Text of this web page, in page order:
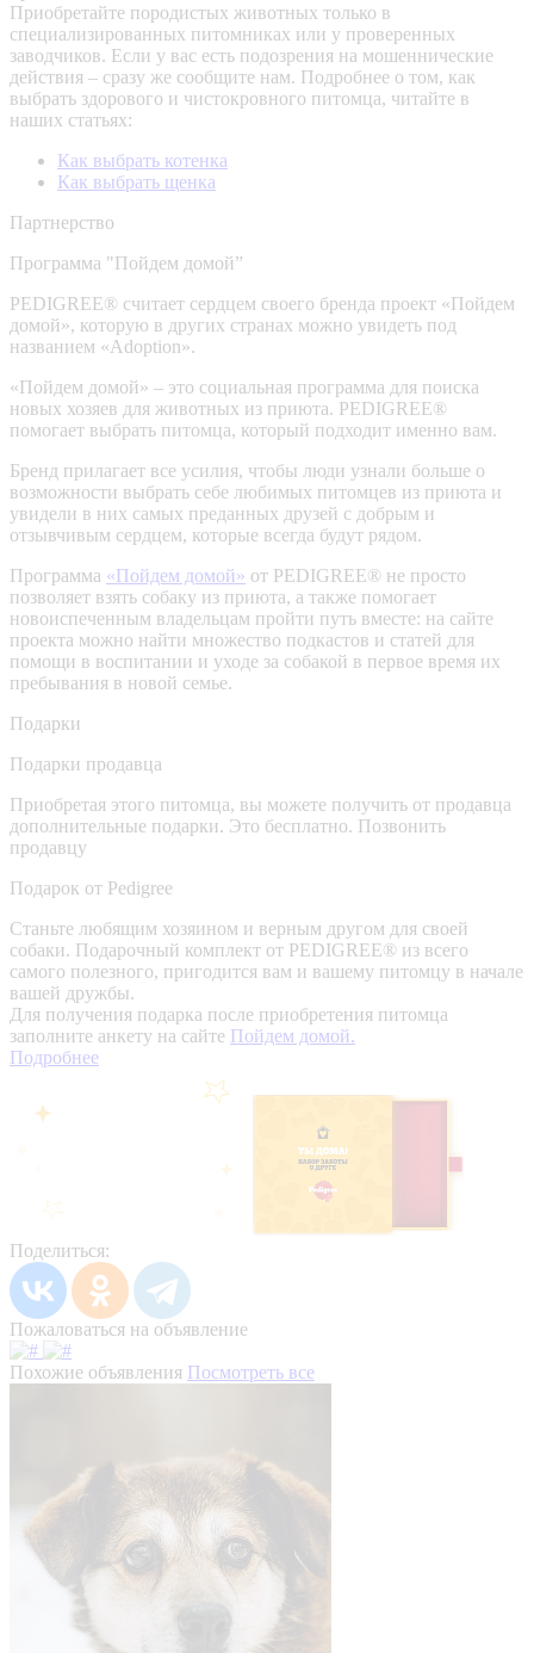
Приобретайте породистых животных только в
специализированных питомниках или у проверенных
заводчиков. Если у вас есть подозрения на мошеннические
действия – сразу же сообщите нам. Подробнее о том, как
выбрать здорового и чистокровного питомца, читайте в
наших статьях:
Как выбрать котенка
Как выбрать щенка
Партнерство
Программа "Пойдем домой”
PEDIGREE® считает сердцем своего бренда проект «Пойдем
домой», которую в других странах можно увидеть под
названием «Adoption».
«Пойдем домой» – это социальная программа для поиска
новых хозяев для животных из приюта. PEDIGREE®
помогает выбрать питомца, который подходит именно вам.
Бренд прилагает все усилия, чтобы люди узнали больше о
возможности выбрать себе любимых питомцев из приюта и
увидели в них самых преданных друзей с добрым и
отзывчивым сердцем, которые всегда будут рядом.
Программа «Пойдем домой» от PEDIGREE® не просто
позволяет взять собаку из приюта, а также помогает
новоиспеченным владельцам пройти путь вместе: на сайте
проекта можно найти множество подкастов и статей для
помощи в воспитании и уходе за собакой в первое время их
пребывания в новой семье.
Подарки
Подарки продавца
Приобретая этого питомца, вы можете получить от продавца
дополнительные подарки. Это бесплатно. Позвонить
продавцу
Подарок от Pedigree
Станьте любящим хозяином и верным другом для своей
собаки. Подарочный комплект от PEDIGREE® из всего
самого полезного, пригодится вам и вашему питомцу в начале
вашей дружбы.
Для получения подарка после приобретения питомца
заполните анкету на сайте Пойдем домой.
Подробнее
Поделиться:
Пожаловаться на объявление
Похожие объявления Посмотреть все